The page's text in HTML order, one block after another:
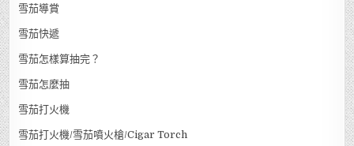
雪茄導賞
雪茄快遞
雪茄怎樣算抽完？
雪茄怎麼抽
雪茄打火機
雪茄打火機/雪茄噴火槍/Cigar Torch